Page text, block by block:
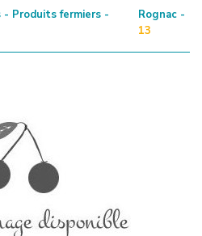
Produits fermiers -
Rognac -
13